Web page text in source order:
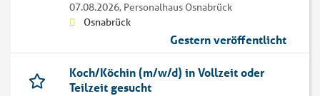
07.08.2026, Personalhaus Osnabrück
Osnabrück
Gestern veröffentlicht
Koch/Köchin (m/w/d) in Vollzeit oder
Teilzeit gesucht